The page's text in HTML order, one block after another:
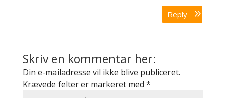
Reply
Skriv en kommentar her:
Din e-mailadresse vil ikke blive publiceret.
Krævede felter er markeret med *